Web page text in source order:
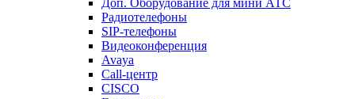
Радиотелефоны
SIP-телефоны
Видеоконференция
Avaya
Call-центр
CISCO